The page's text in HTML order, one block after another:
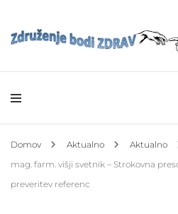
Domov Aktualno Aktualno
mag. farm. višji svetnik – Strokovna
preveritev referenc